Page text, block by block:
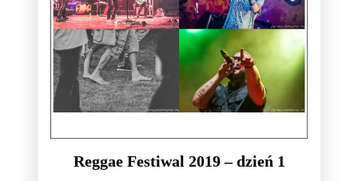
Reggae Festiwal 2019 – dzień 1